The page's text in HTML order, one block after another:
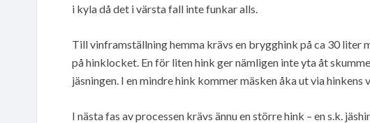
i kyla då det i värsta fall inte funkar alls.
Till vinframställning hemma krävs en brygghink på ca 30 liter
på hinklocket. En för liten hink ger nämligen inte yta åt
jäsningen. I en mindre hink kommer mäsken åka ut via hinkens
I nästa fas av processen krävs ännu en större hink – en s.k.